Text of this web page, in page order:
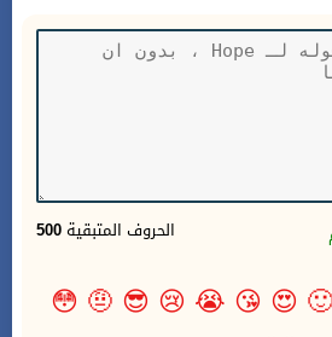
500 الحروف المتبقية
🙂
😍
😘
😭
😢
😎
🤨
😳